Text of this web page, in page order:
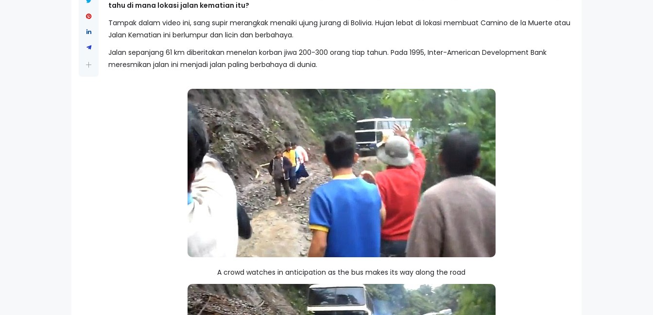
tahu di mana lokasi jalan kematian itu?
Tampak dalam video ini, sang supir merangkak menaiki ujung jurang di Bolivia. Hujan lebat di lokasi membuat Camino de la Muerte atau
Jalan Kematian ini berlumpur dan licin dan berbahaya.
Jalan sepanjang 61 km diberitakan menelan korban jiwa 200-300 orang tiap tahun. Pada 1995, Inter-American Development Bank
meresmikan jalan ini menjadi jalan paling berbahaya di dunia.
A crowd watches in anticipation as the bus makes its way along the road